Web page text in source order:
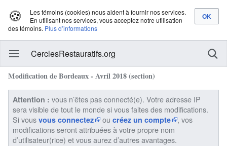
🍪
Les témoins (cookies) nous aident à fournir nos services.
En utilisant nos services, vous acceptez notre utilisation
des témoins. Plus d’informations
CerclesRestauratifs.org
Modification de Bordeaux - Avril 2018 (section)
Attention : vous n’êtes pas connecté(e). Votre adresse IP
sera visible de tout le monde si vous faites des modifications.
Si vous vous connectez ou créez un compte
, vos
modifications seront attribuées à votre propre nom
d’utilisateur(rice) et vous aurez d’autres avantages.